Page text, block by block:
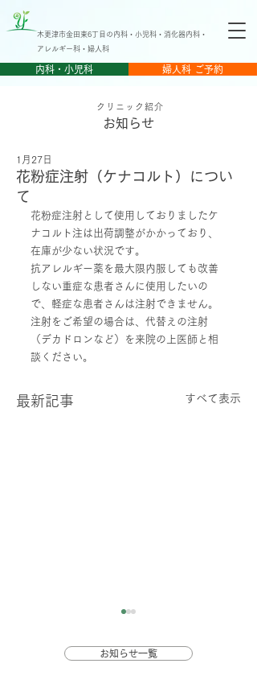
木更津市金田東6丁目の内科・小児科・消化器内科・
アレルギー科・婦人科
内科・小児科 婦人科 ご予約
​お知らせ
クリニック紹介
花粉症注射（ケナコルト）につい
て
1月27日
花粉症注射として使用しておりましたケ
ナコルト注は出荷調整がかかっており、
在庫が少ない状況です。
抗アレルギー薬を最大限内服しても改善
しない重症な患者さんに使用したいの
で、軽症な患者さんは注射できません。
注射をご希望の場合は、代替えの注射
（デカドロンなど）を来院の上医師と相
談ください。
最新記事 すべて表示
お知らせ一覧